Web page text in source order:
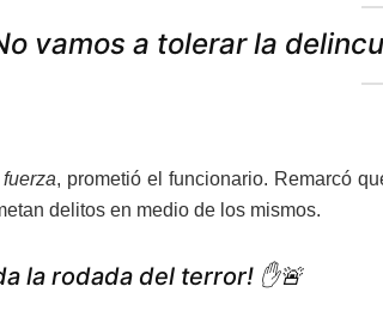
vamos a tolerar la
, prometió el funcionario. Remarcó
delitos en medio de los mismos.
la rodada del terror! ✋🚨